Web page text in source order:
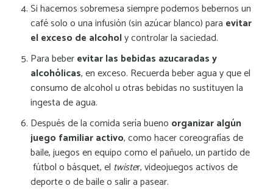
Si hacemos sobremesa siempre podemos bebernos un
café solo o una infusión (sin azúcar blanco) para evitar
el exceso de alcoholy controlar la saciedad.
Para beberevitar las bebidas azucaradas y
alcohólicas, en exceso. Recuerda beber agua y que el
consumo de alcohol u otras bebidas no sustituyen la
ingesta de agua.
Después de la comida sería bueno organizar algún
juego familiar activo, como hacer coreografías de
baile, juegos en equipo como el pañuelo, un partido de
fútbol o básquet, el twister, videojuegos activos de
deporte o de baile o salir a pasear.